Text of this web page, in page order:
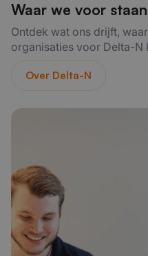
Waar we voor staan
Ontdek wat ons drijft,
organisaties voor Delta-N
Over Delta-N